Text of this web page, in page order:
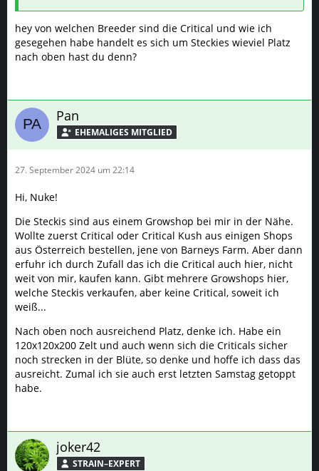
hey von welchen Breeder sind die Critical und wie ich
gesegehen habe handelt es sich um Steckies wieviel Platz
nach oben hast du denn?
Pan
27. September 2024 um 22:14
Hi, Nuke!
Die Steckis sind aus einem Growshop bei mir in der Nähe.
Wollte zuerst Critical oder Critical Kush aus einigen Shops
aus Österreich bestellen, jene von Barneys Farm. Aber dann
erfuhr ich durch Zufall das ich die Critical auch hier, nicht
weit von mir, kaufen kann. Gibt mehrere Growshops hier,
welche Steckis verkaufen, aber keine Critical, soweit ich
weiß...
Nach oben noch ausreichend Platz, denke ich. Habe ein
120x120x200 Zelt und auch wenn sich die Criticals sicher
noch strecken in der Blüte, so denke und hoffe ich dass das
ausreicht. Zumal ich sie auch erst letzten Samstag getoppt
habe.
joker42
STRAIN–EXPERT